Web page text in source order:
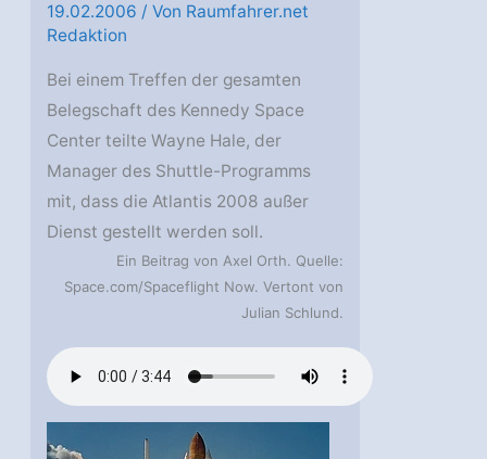
19.02.2006 / Von Raumfahrer.net
Redaktion
Bei einem Treffen der gesamten
Belegschaft des Kennedy Space
Center teilte Wayne Hale, der
Manager des Shuttle-Programms
mit, dass die Atlantis 2008 außer
Dienst gestellt werden soll.
Ein Beitrag von Axel Orth. Quelle:
Space.com/Spaceflight Now. Vertont von
Julian Schlund.